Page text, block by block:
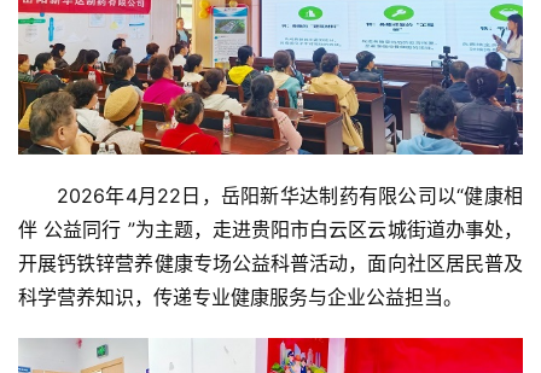
2026年4月22日，岳阳新华达制药有限公司以“健康相
伴 公益同行 ”为主题，走进贵阳市白云区云城街道办事处，
开展钙铁锌营养健康专场公益科普活动，面向社区居民普及
科学营养知识，传递专业健康服务与企业公益担当。